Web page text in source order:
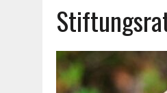
16. APRIL 2024
DIE